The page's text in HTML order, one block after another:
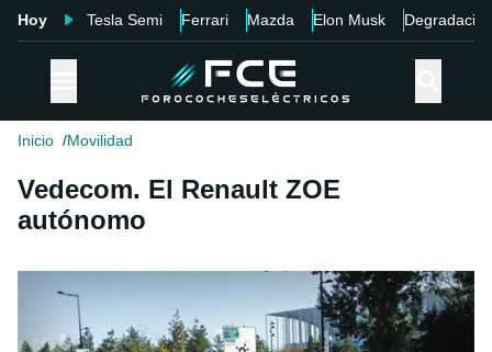
Hoy Tesla Semi Ferrari Mazda Elon Musk Degradación
Inicio Movilidad
Vedecom. El Renault ZOE
autónomo